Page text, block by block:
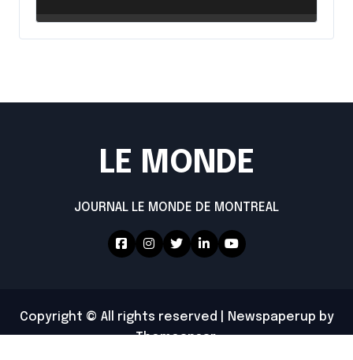
LE MONDE
JOURNAL LE MONDE DE MONTREAL
Copyright © All rights reserved Newspaperup by
Themeansar.